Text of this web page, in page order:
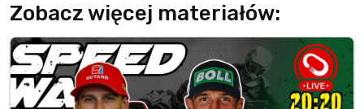
Zobacz więcej materiałów: